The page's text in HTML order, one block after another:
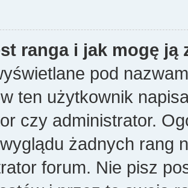
ranga i jak mogę ją
pod
ten użytkownik
czy administrator.
żadnych rang
forum. Nie pisz